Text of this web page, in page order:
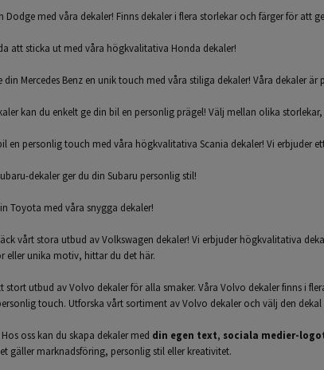
Dodge med våra dekaler! Finns dekaler i flera storlekar och färger för att
att sticka ut med våra högkvalitativa Honda dekaler!
din Mercedes Benz en unik touch med våra stiliga dekaler! Våra dekaler
kan du enkelt ge din bil en personlig prägel! Välj mellan olika
en personlig touch med våra högkvalitativa Scania dekaler! Vi
dekaler ger du din Subaru personlig stil!
Toyota med våra snygga dekaler!
vårt stora utbud av Volkswagen dekaler! Vi erbjuder högkvalitativa
eller unika motiv, hittar du det här.
stort utbud av Volvo dekaler för alla smaker. Våra Volvo dekaler finns i
touch. Utforska vårt sortiment av Volvo dekaler och välj den dekal
oss kan du skapa dekaler med din egen text, sociala medier-
gäller marknadsföring, personlig stil eller kreativitet.